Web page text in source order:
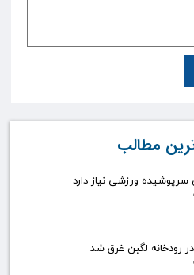
مطالب
سرپوشیده ورزشی نیاز دارد
رودخانه لگبن غرق شد